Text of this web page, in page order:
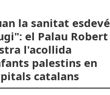
la sanitat esdevé
el Palau Robert
l'acollida
palestins en
catalans